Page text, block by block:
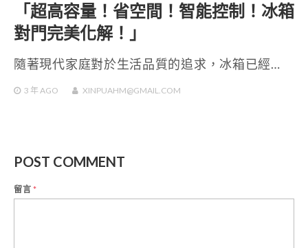
「超高容量！省空間！智能控制！冰箱
對門完美化解！」
隨著現代家庭對於生活品質的追求，冰箱已經…
3 年AGO XINPUAHM@GMAIL.COM
POST COMMENT
留言*